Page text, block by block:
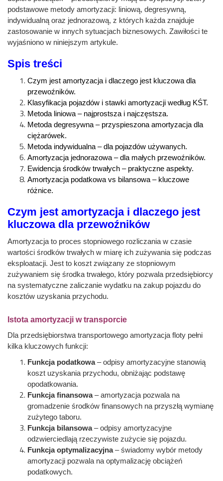
podstawowe metody amortyzacji: liniową, degresywną,
indywidualną oraz jednorazową, z których każda znajduje
zastosowanie w innych sytuacjach biznesowych. Zawiłości te
wyjaśniono w niniejszym artykule.
Spis treści
Czym jest amortyzacja i dlaczego jest kluczowa dla
przewoźników.
Klasyfikacja pojazdów i stawki amortyzacji według KŚT.
Metoda liniowa – najprostsza i najczęstsza.
Metoda degresywna – przyspieszona amortyzacja dla
ciężarówek.
Metoda indywidualna – dla pojazdów używanych.
Amortyzacja jednorazowa – dla małych przewoźników.
Ewidencja środków trwałych – praktyczne aspekty.
Amortyzacja podatkowa vs bilansowa – kluczowe
różnice.
Czym jest amortyzacja i dlaczego jest
kluczowa dla przewoźników
Amortyzacja to proces stopniowego rozliczania w czasie
wartości środków trwałych w miarę ich zużywania się podczas
eksploatacji. Jest to koszt związany ze stopniowym
zużywaniem się środka trwałego, który pozwala przedsiębiorcy
na systematyczne zaliczanie wydatku na zakup pojazdu do
kosztów uzyskania przychodu.
Istota amortyzacji w transporcie
Dla przedsiębiorstwa transportowego amortyzacja floty pełni
kilka kluczowych funkcji:
Funkcja podatkowa– odpisy amortyzacyjne stanowią
koszt uzyskania przychodu, obniżając podstawę
opodatkowania.
Funkcja finansowa– amortyzacja pozwala na
gromadzenie środków finansowych na przyszłą wymianę
zużytego taboru.
Funkcja bilansowa– odpisy amortyzacyjne
odzwierciedlają rzeczywiste zużycie się pojazdu.
Funkcja optymalizacyjna– świadomy wybór metody
amortyzacji pozwala na optymalizację obciążeń
podatkowych.